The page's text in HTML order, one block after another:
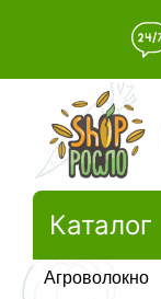
Каталог
Агроволокно